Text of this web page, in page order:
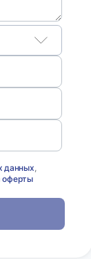
данных,
оферты